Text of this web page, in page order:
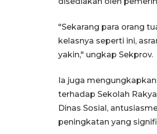
"Sekarang para orang
kelasnya seperti ini,
yakin," ungkap Sekprov.
Ia juga
terhadap Sekolah
Dinas Sosial,
peningkatan yang